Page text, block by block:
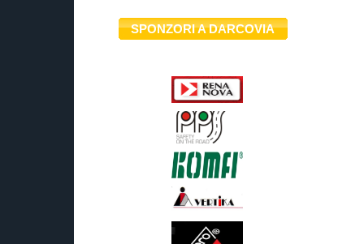
SPONZORI A DARCOVIA